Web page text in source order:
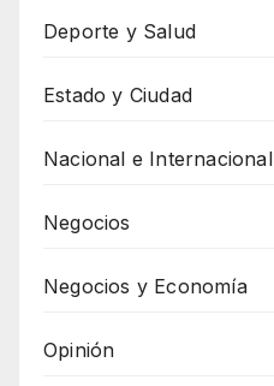
Deporte y Salud
Estado y Ciudad
Nacional e Internacional
Negocios
Negocios y Economía
Opinión